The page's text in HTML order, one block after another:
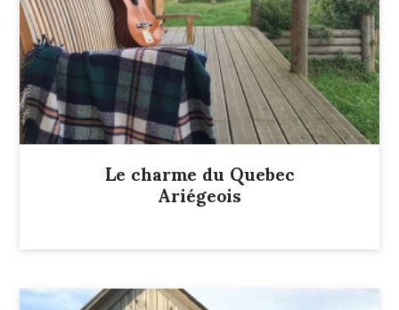
Le charme du Quebec
Ariégeois